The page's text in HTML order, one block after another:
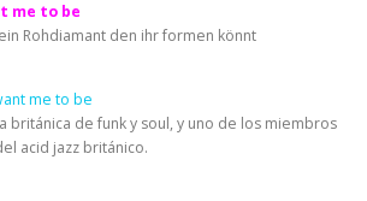
me to be
Rohdiamant den ihr formen könnt
me to be
británica de funk y soul, y uno de los miembros
acid jazz británico.